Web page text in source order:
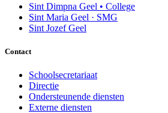
Sint Dimpna Geel • College
Sint Maria Geel · SMG
Sint Jozef Geel
Contact
Schoolsecretariaat
Directie
Ondersteunende diensten
Externe diensten